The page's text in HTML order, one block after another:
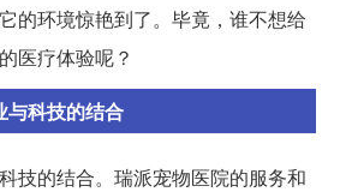
的环境惊艳到了。毕竟，谁不想给
医疗体验呢？
与科技的结合
技的结合。瑞派宠物医院的服务和